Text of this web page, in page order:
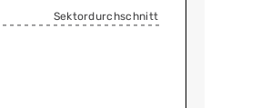
Sektordurchschnitt